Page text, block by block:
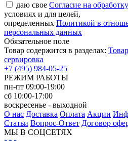
даю свое Согласие на
условиях и для целей,
определенных Политикой в
персональных данных
Обязательное поле
Товар содержится в разделах:
сервировка
+7 (495) 984-05-25
РЕЖИМ РАБОТЫ
пн-пт 09:00-19:00
сб 10:00-17:00
воскресенье - выходной
О нас Доставка Оплата Акции
Статьи Вопрос-Ответ Договор
МЫ В СОЦСЕТЯХ